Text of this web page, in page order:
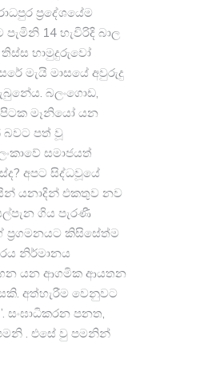
ප්‍රදේශයේම
14 හැවිරිදි බාල
තිස්ස හාමුදුරුවෝ
මැයි මාසයේ අවුරුදු
බලංගොඩ,
මෑනියෝ යන
බවට පත් වූ
සමාජයත්
අපට සිද්ධවූයේ
යනාදින් එකතුව නව
ගිය පැරණී
කිසිසේත්ම
නිර්මානය
යන ආගමික ආයතන
අත්හැරී​ම වෙනුවට
සංඝාධිකරන පනත,
. එසේ වු පමනින්